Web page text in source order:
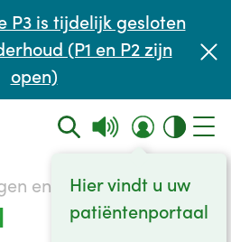
P3 is tijdelijk gesloten
(P1 en P2 zijn
open)
Hier vindt u uw
patiëntenportaal
en onderzoeken